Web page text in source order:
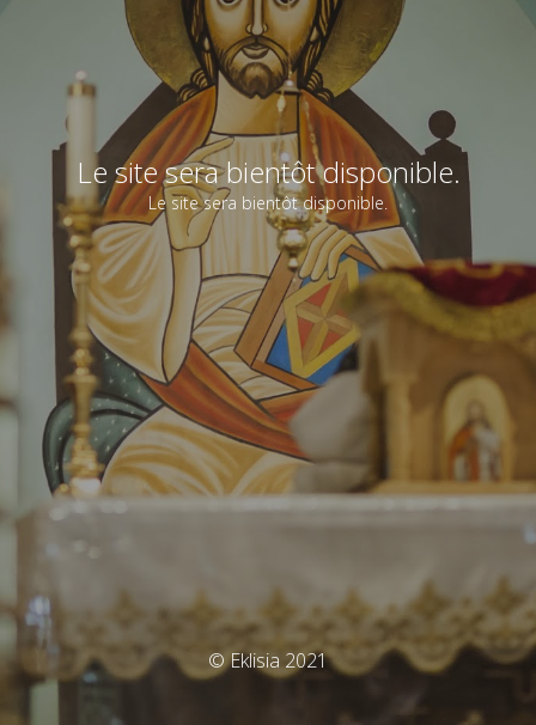
Le site sera bientôt disponible.
Le site sera bientôt disponible.
© Eklisia 2021